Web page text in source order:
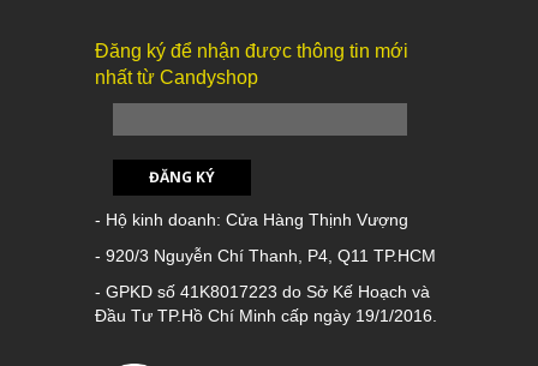
Đăng ký để nhận được thông tin mới
nhất từ Candyshop
ĐĂNG KÝ
- Hộ kinh doanh: Cửa Hàng Thịnh Vượng
- 920/3 Nguyễn Chí Thanh, P4, Q11 TP.HCM
- GPKD số 41K8017223 do Sở Kế Hoạch và
Đầu Tư TP.Hồ Chí Minh cấp ngày 19/1/2016.